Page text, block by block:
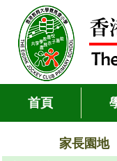
首頁
家長園地